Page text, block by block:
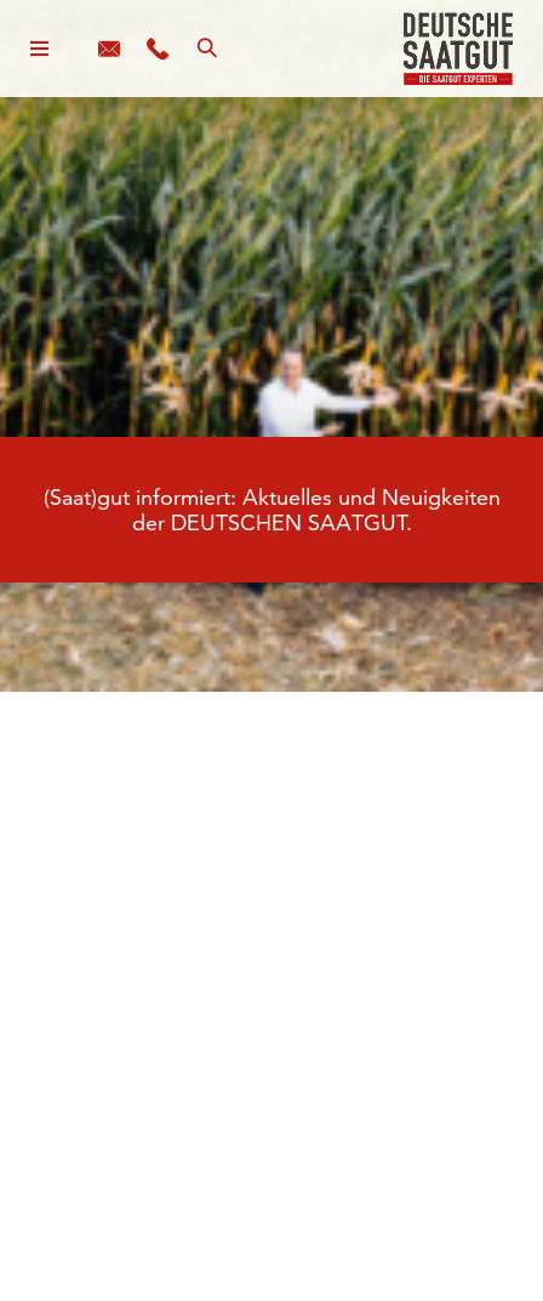
(Saat)gut informiert: Aktuelles und Neuigkeiten
der DEUTSCHEN SAATGUT.